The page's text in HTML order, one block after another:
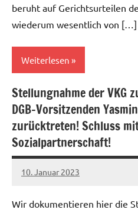
beruht auf Gerichtsurteilen
wiederum wesentlich von […]
Weiterlesen
Allgemein
Kampf
gegen
Sozialabbau
Stellungnahme der VKG
DGB-Vorsitzenden
zurücktreten! Schluss
Sozialpartnerschaft!
10. Januar 2023
alexander
Wir dokumentieren hier die